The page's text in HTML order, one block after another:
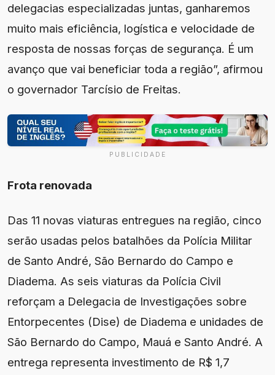
delegacias especializadas juntas, ganharemos
muito mais eficiência, logística e velocidade de
resposta de nossas forças de segurança. É um
avanço que vai beneficiar toda a região”, afirmou
o governador Tarcísio de Freitas.
PUBLICIDADE
Frota renovada
Das 11 novas viaturas entregues na região, cinco
serão usadas pelos batalhões da Polícia Militar
de Santo André, São Bernardo do Campo e
Diadema. As seis viaturas da Polícia Civil
reforçam a Delegacia de Investigações sobre
Entorpecentes (Dise) de Diadema e unidades de
São Bernardo do Campo, Mauá e Santo André. A
entrega representa investimento de R$ 1,7